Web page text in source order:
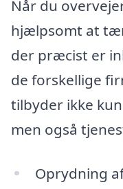
Når du
hjælpsomt at
der præcist er
de forskellige
tilbyder ikke
men også
Oprydning